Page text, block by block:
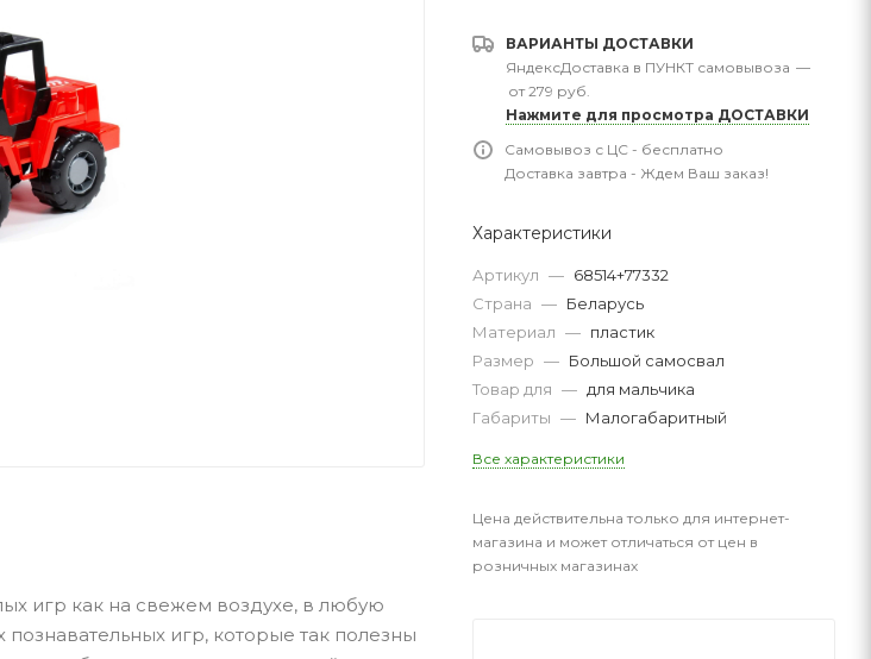
игр как на свежем воздухе, в любую
игр, которые так полезны
ВАРИАНТЫ ДОСТАВКИ
ЯндексДоставка в ПУНКТ самовывоза —
от 279 руб.
Нажмите для просмотра ДОСТАВКИ
Самовывоз с ЦС - бесплатно
Доставка завтра - Ждем Ваш заказ!
Характеристики
Артикул — 68514+77332
Страна — Беларусь
Материал — пластик
Размер — Большой самосвал
Товар для — для мальчика
Габариты — Малогабаритный
Все характеристики
Цена действительна только для интернет-
магазина и может отличаться от цен в
розничных магазинах